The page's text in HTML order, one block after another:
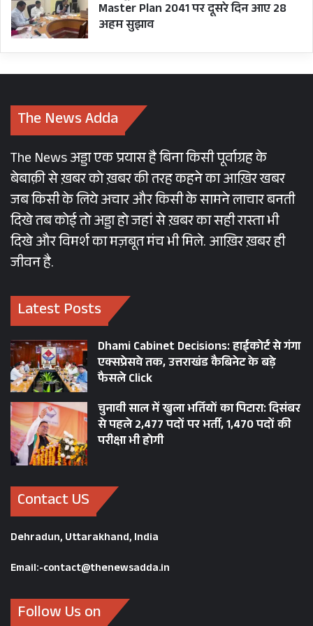
Master Plan 2041 पर दूसरे दिन आए 28
अहम सुझाव
The News Adda
The News अड्डा एक प्रयास है बिना किसी पूर्वाग्रह के
बेबाक़ी से ख़बर को ख़बर की तरह कहने का आख़िर खबर
जब किसी के लिये अचार और किसी के सामने लाचार बनती
दिखे तब कोई तो अड्डा हो जहां से ख़बर का सही रास्ता भी
दिखे और विमर्श का मज़बूत मंच भी मिले. आख़िर ख़बर ही
जीवन है.
Latest Posts
Dhami Cabinet Decisions: हाईकोर्ट से गंगा
एक्सप्रेसवे तक, उत्तराखंड कैबिनेट के बड़े
फैसले Click
चुनावी साल में खुला भर्तियों का पिटारा: दिसंबर
से पहले 2,477 पदों पर भर्ती, 1,470 पदों की
परीक्षा भी होगी
Contact US
Dehradun, Uttarakhand, India
Email:-contact@thenewsadda.in
Follow Us on